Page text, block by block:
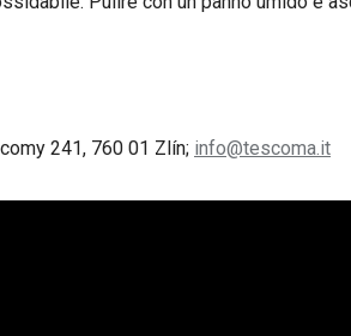
241, 760 01 Zlín; info@tescoma.it